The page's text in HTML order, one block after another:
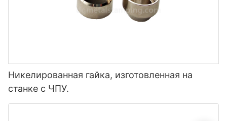
Никелированная гайка, изготовленная на
станке с ЧПУ.